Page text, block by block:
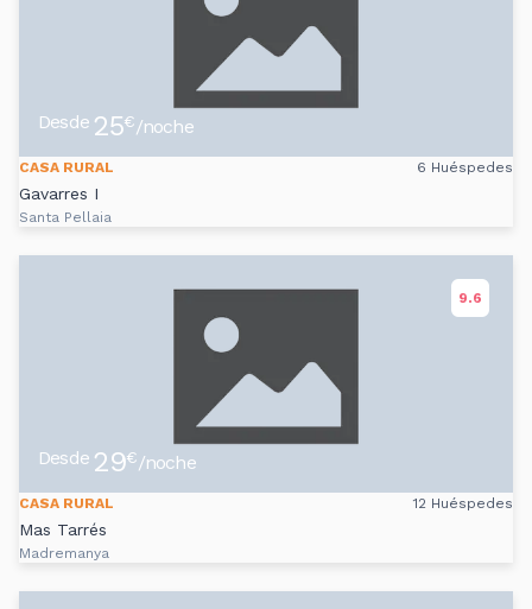
Desde 25€/noche
CASA RURAL 6 Huéspedes
Gavarres I
Santa Pellaia
9.6
Desde 29€/noche
CASA RURAL 12 Huéspedes
Mas Tarrés
Madremanya